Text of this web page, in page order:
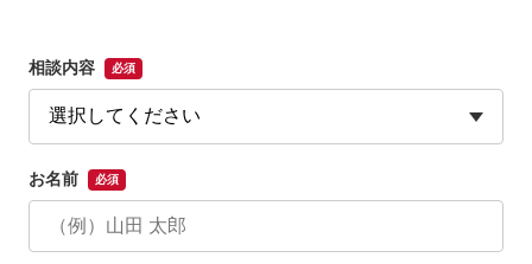
相談内容 必須
お名前 必須